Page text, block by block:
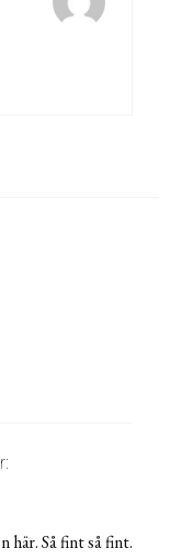
här. Så fint så fint.